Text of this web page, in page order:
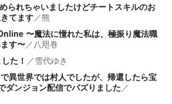
られちゃいましたけどチートスキルのお
てます／熊
〜魔法に憧れた私は、極振り魔法職
す〜／ 八咫巻
た！ ／雪代ゆき
異世界では村人でしたが、帰還したら宝
ダンジョン配信でバズりました／